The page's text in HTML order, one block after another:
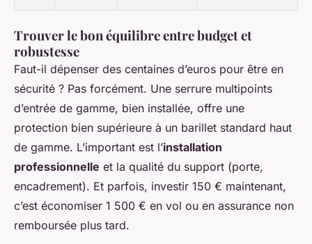
Trouver le bon équilibre entre budget et
robustesse
Faut-il dépenser des centaines d’euros pour être en
sécurité ? Pas forcément. Une serrure multipoints
d’entrée de gamme, bien installée, offre une
protection bien supérieure à un barillet standard haut
de gamme. L’important est l’installation
professionnelle et la qualité du support (porte,
encadrement). Et parfois, investir 150 € maintenant,
c’est économiser 1 500 € en vol ou en assurance non
remboursée plus tard.